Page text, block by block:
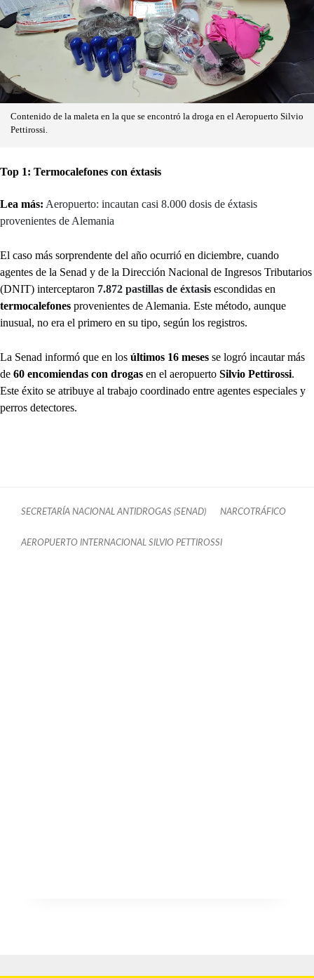
Contenido de la maleta en la que se encontró la droga en el Aeropuerto Silvio
Pettirossi.
Top 1: Termocalefones con éxtasis
Lea más: Aeropuerto: incautan casi 8.000 dosis de éxtasis
provenientes de Alemania
El caso más sorprendente del año ocurrió en diciembre, cuando
agentes de la Senad y de la Dirección Nacional de Ingresos Tributarios
(DNIT) interceptaron 7.872 pastillas de éxtasis escondidas en
termocalefones provenientes de Alemania. Este método, aunque
inusual, no era el primero en su tipo, según los registros.
La Senad informó que en los últimos 16 meses se logró incautar más
de 60 encomiendas con drogas en el aeropuerto Silvio Pettirossi.
Este éxito se atribuye al trabajo coordinado entre agentes especiales y
perros detectores.
SECRETARÍA NACIONAL ANTIDROGAS (SENAD) NARCOTRÁFICO
AEROPUERTO INTERNACIONAL SILVIO PETTIROSSI